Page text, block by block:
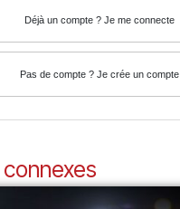
Déjà un compte ? Je me connecte
Pas de compte ? Je crée un compte